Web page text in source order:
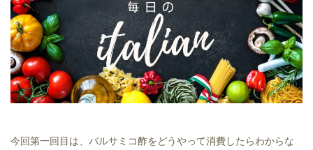
今回第一回目は、バルサミコ酢をどうやって消費したらわからな